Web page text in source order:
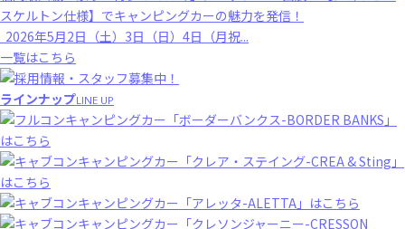
スケルトン仕様】でキャンピングカーの魅力を発信！
2026年5月2日（土）3日（日）4日（月祝...
一覧はこちら
ラインナップLINE UP